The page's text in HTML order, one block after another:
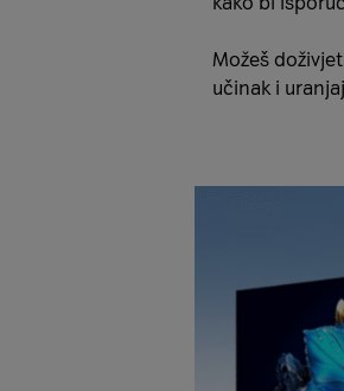
Možeš
učinak i